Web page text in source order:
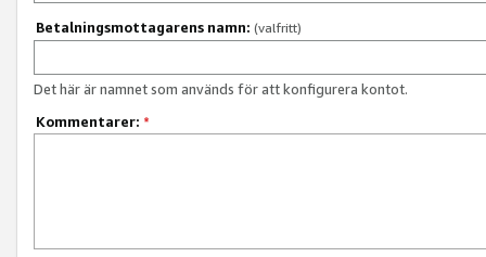
Betalningsmottagarens namn: (valfritt)
Det här är namnet som används för att konfigurera kontot.
Kommentarer: *